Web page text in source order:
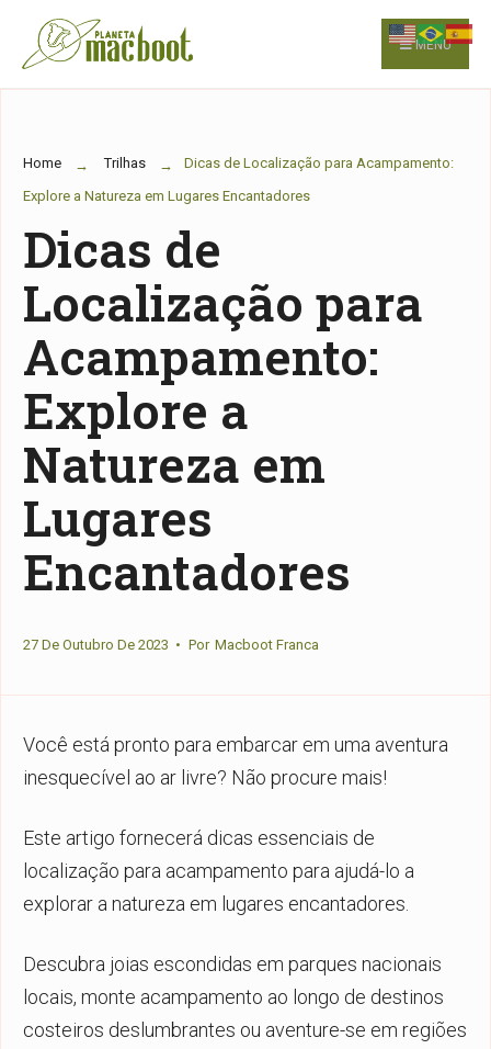
Skip
to
MENU
Home Trilhas
Dicas de Localização para Acampamento:
Explore a Natureza em Lugares Encantadores
Dicas de
Localização para
Acampamento:
Explore a
Natureza em
Lugares
Encantadores
27 De Outubro De 2023 • Por Macboot Franca
Você está pronto para embarcar em uma aventura
inesquecível ao ar livre? Não procure mais!
Este artigo fornecerá dicas essenciais de
localização para acampamento para ajudá-lo a
explorar a natureza em lugares encantadores.
Descubra joias escondidas em parques nacionais
locais, monte acampamento ao longo de destinos
costeiros deslumbrantes ou aventure-se em regiões